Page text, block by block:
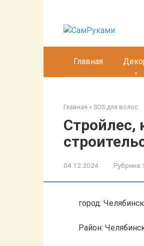
Главная
Главная » SOS для волос
Стройлес,
04.12.2024 Рубрика:
город: Челябинск
Район: